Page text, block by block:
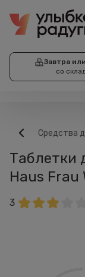
Завтра
со
Средства
Таблетки
Haus Frau
3